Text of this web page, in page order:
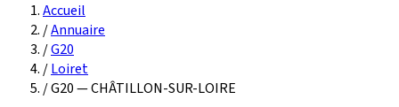
Accueil
/Annuaire
/G20
/Loiret
/G20 — CHÂTILLON-SUR-LOIRE